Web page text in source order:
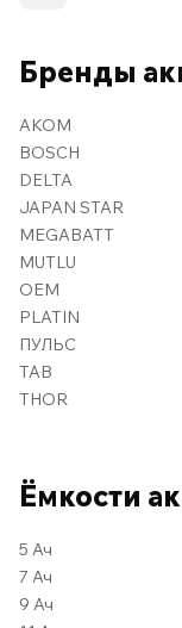
Бренды
AKOM
BOSCH
DELTA
JAPAN STAR
MEGABATT
MUTLU
OEM
PLATIN
ПУЛЬС
TAB
THOR
Ёмкости
5 Ач
7 Ач
9 Ач